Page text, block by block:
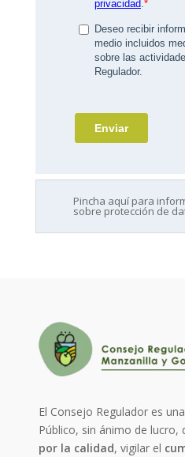
Pincha aquí para
sobre protección de
El Consejo Regulador es
Público, sin ánimo de
por la calidad, vigilar el